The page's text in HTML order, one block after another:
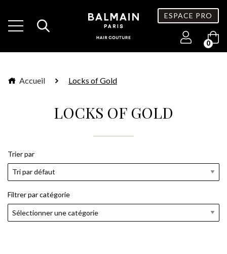
ESPACE PRO
0
Accueil Locks of Gold
LOCKS OF GOLD
Trier par
Filtrer par catégorie